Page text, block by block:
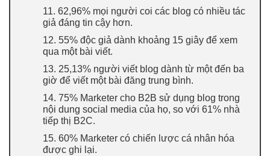
11. 62,96% mọi người coi các blog có nhiều tác
giả đáng tin cậy hơn.
12. 55% độc giả dành khoảng 15 giây để xem
qua một bài viết.
13. 25,13% người viết blog dành từ một đến ba
giờ để viết một bài đăng trung bình.
14. 75% Marketer cho B2B sử dụng blog trong
nội dung social media của họ, so với 61% nhà
tiếp thị B2C.
15. 60% Marketer có chiến lược cá nhân hóa
được ghi lại.